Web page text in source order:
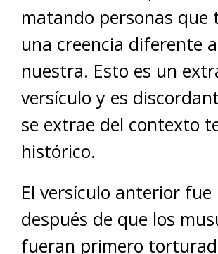
matando personas que
una creencia diferente
nuestra. Esto es un
versículo y es
se extrae del contexto
histórico.
El versículo anterior fue
después de que los
fueran primero